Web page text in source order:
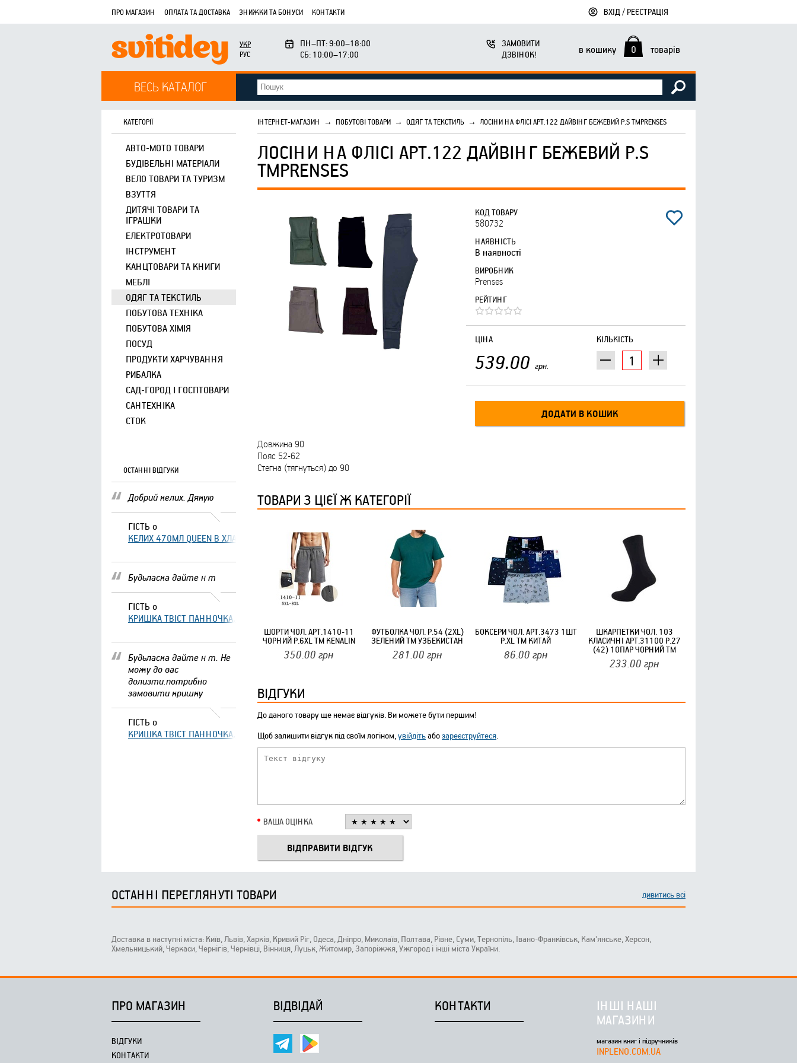
ПРО МАГАЗИН ОПЛАТА ТА ДОСТАВКА ЗНИЖКИ ТА БОНУСИ КОНТАКТИ ВХІД / РЕЄСТРАЦІЯ
УКР
РУС
ПН–ПТ: 9:00–18:00
СБ: 10:00–17:00
ЗАМОВИТИ
ДЗВІНОК!
в кошику 0 товарів
ВЕСЬ КАТАЛОГ
КАТЕГОРІЇ
АВТО-МОТО ТОВАРИ
БУДІВЕЛЬНІ МАТЕРІАЛИ
ВЕЛО ТОВАРИ ТА ТУРИЗМ
ВЗУТТЯ
ДИТЯЧІ ТОВАРИ ТА
ІГРАШКИ
ЕЛЕКТРОТОВАРИ
ІНСТРУМЕНТ
КАНЦТОВАРИ ТА КНИГИ
МЕБЛІ
ОДЯГ ТА ТЕКСТИЛЬ
ПОБУТОВА ТЕХНІКА
ПОБУТОВА ХІМІЯ
ПОСУД
ПРОДУКТИ ХАРЧУВАННЯ
РИБАЛКА
САД-ГОРОД І ГОСПТОВАРИ
САНТЕХНІКА
СТОК
ОСТАННІ ВІДГУКИ
Добрий келих. Дякую
ГІСТЬ о
КЕЛИХ 470МЛ QUEEN В ХЛАМІНГО ТМ FARGLASS
Будьласка дайте н т
ГІСТЬ о
КРИШКА ТВІСТ ПАННОЧКА, ЩО ЗАКРУЧУЄТЬСЯ КОТИКИ (20ШТ/УП) ОФФ 82 ПАННОЧКА
Будьласка дайте н т. Не
можу до вас
долизти.потрибно
замовити кришку
ГІСТЬ о
КРИШКА ТВІСТ ПАННОЧКА, ЩО ЗАКРУЧУЄТЬСЯ КОТИКИ (20ШТ/УП) ОФФ 82 ПАННОЧКА
ІНТЕРНЕТ-МАГАЗИН → ПОБУТОВІ ТОВАРИ → ОДЯГ ТА ТЕКСТИЛЬ → ЛОСІНИ НА ФЛІСІ АРТ.122 ДАЙВІНГ БЕЖЕВИЙ Р.S ТМPRENSES
ЛОСІНИ НА ФЛІСІ АРТ.122 ДАЙВІНГ БЕЖЕВИЙ Р.S
ТМPRENSES
КОД ТОВАРУ
580732
НАЯВНІСТЬ
В наявності
ВИРОБНИК
Prenses
РЕЙТИНГ
КІЛЬКІСТЬ
ЦІНА
539.00 грн.
Довжина 90
Пояс 52-62
Стегна (тягнуться) до 90
ТОВАРИ З ЦІЄЇ Ж КАТЕГОРІЇ
ШОРТИ ЧОЛ. АРТ.1410-11
ЧОРНИЙ Р.6XL ТМ KENALIN
350.00 грн
ФУТБОЛКА ЧОЛ. Р.54 (2XL)
ЗЕЛЕНИЙ ТМ УЗБЕКИСТАН
281.00 грн
БОКСЕРИ ЧОЛ. АРТ.3473 1ШТ
Р.XL ТМ КИТАЙ
86.00 грн
ШКАРПЕТКИ ЧОЛ. 103
КЛАСИЧНІ АРТ.31100 Р.27
(42) 10ПАР ЧОРНИЙ ТМ
MARCA
233.00 грн
ВІДГУКИ
До даного товару ще немає відгуків. Ви можете бути першим!
Щоб залишити відгук під своїм логіном,увійдітьабозареєструйтеся.
ВАША ОЦІНКА
ОСТАННІ ПЕРЕГЛЯНУТІ ТОВАРИ дивитись всі
Доставка в наступні міста: Київ, Львів, Харків, Кривий Ріг, Одеса, Дніпро, Миколаїв, Полтава, Рівне, Суми, Тернопіль, Івано-Франківськ, Кам'янське, Херсон,
Хмельницький, Черкаси, Чернігів, Чернівці, Вінниця, Луцьк, Житомир, Запоріжжя, Ужгород і інші міста України.
ПРО МАГАЗИН
ВІДГУКИ
КОНТАКТИ
ВІДВІДАЙ КОНТАКТИ
ІНШІ НАШІ
МАГАЗИНИ
магазин книг і підручників
INPLENO.COM.UA